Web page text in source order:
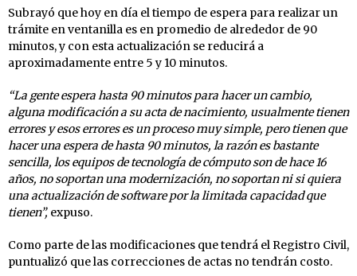
Subrayó que hoy en día el tiempo de espera para realizar un
trámite en ventanilla es en promedio de alrededor de 90
minutos, y con esta actualización se reducirá a
aproximadamente entre 5 y 10 minutos.
“La gente espera hasta 90 minutos para hacer un cambio,
alguna modificación a su acta de nacimiento, usualmente tienen
errores y esos errores es un proceso muy simple, pero tienen que
hacer una espera de hasta 90 minutos, la razón es bastante
sencilla, los equipos de tecnología de cómputo son de hace 16
años, no soportan una modernización, no soportan ni si quiera
una actualización de software por la limitada capacidad que
tienen”, expuso.
Como parte de las modificaciones que tendrá el Registro Civil,
puntualizó que las correcciones de actas no tendrán costo.